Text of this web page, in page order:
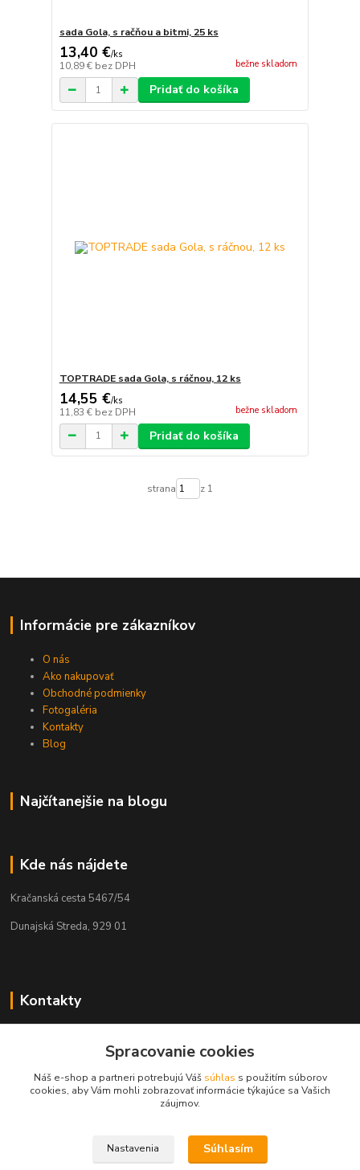
sada Gola, s račňou a bitmi, 25 ks
13,40 €/ks
10,89 € bez DPH bežne skladom
Pridať do košíka
TOPTRADE sada Gola, s ráčnou, 12 ks
14,55 €/ks
11,83 € bez DPH bežne skladom
Pridať do košíka
strana z 1
Informácie pre zákazníkov
O nás
Ako nakupovať
Obchodné podmienky
Fotogaléria
Kontakty
Blog
Najčítanejšie na blogu
Kde nás nájdete
Kračanská cesta 5467/54
Dunajská Streda, 929 01
Kontakty
+421 908 775 701
info@kantorstav.sk
Spracovanie cookies
Náš e-shop a partneri potrebujú Váš súhlas s použitím súborov
cookies, aby Vám mohli zobrazovať informácie týkajúce sa Vašich
záujmov.
Nastavenia Súhlasím